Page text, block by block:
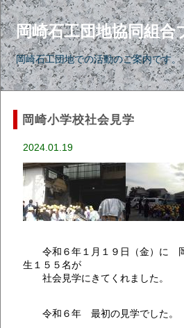
岡崎石工団地協同組合
岡崎石工団地での活動のご案内です。
岡崎小学校社会見学
2024.01.19
令和６年１月１９日（金）に 岡
生１５５名が
社会見学にきてくれました。
令和６年 最初の見学でした。